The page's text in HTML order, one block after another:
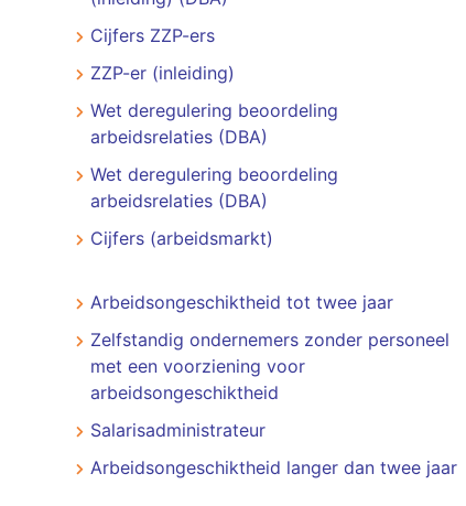
Cijfers ZZP-ers
ZZP-er (inleiding)
Wet deregulering beoordeling
arbeidsrelaties (DBA)
Wet deregulering beoordeling
arbeidsrelaties (DBA)
Cijfers (arbeidsmarkt)
Arbeidsongeschiktheid tot twee jaar
Zelfstandig ondernemers zonder personeel
met een voorziening voor
arbeidsongeschiktheid
Salarisadministrateur
Arbeidsongeschiktheid langer dan twee jaar